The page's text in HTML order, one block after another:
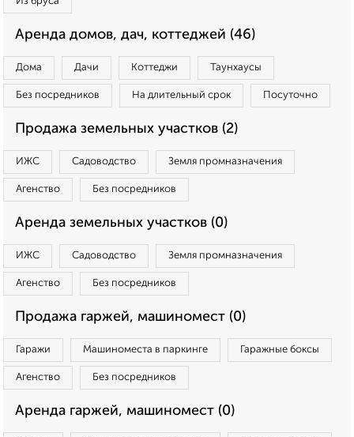
Аренда домов, дач, коттеджей (46)
Дома Дачи Коттеджи Таунхаусы
Без посредников На длительный срок Посуточно
Продажа земельных участков (2)
ИЖС Садоводство Земля промназначения
Агенство Без посредников
Аренда земельных участков (0)
ИЖС Садоводство Земля промназначения
Агенство Без посредников
Продажа гаржей, машиномест (0)
Гаражи Машиноместа в паркинге Гаражные боксы
Агенство Без посредников
Аренда гаржей, машиномест (0)